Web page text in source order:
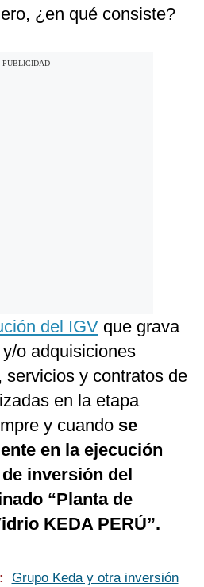
¿en qué consiste?
del IGV que grava
o adquisiciones
servicios y contratos de
en la etapa
y cuando se
en la ejecución
inversión del
“Planta de
KEDA PERÚ”.
Grupo Keda y otra inversión